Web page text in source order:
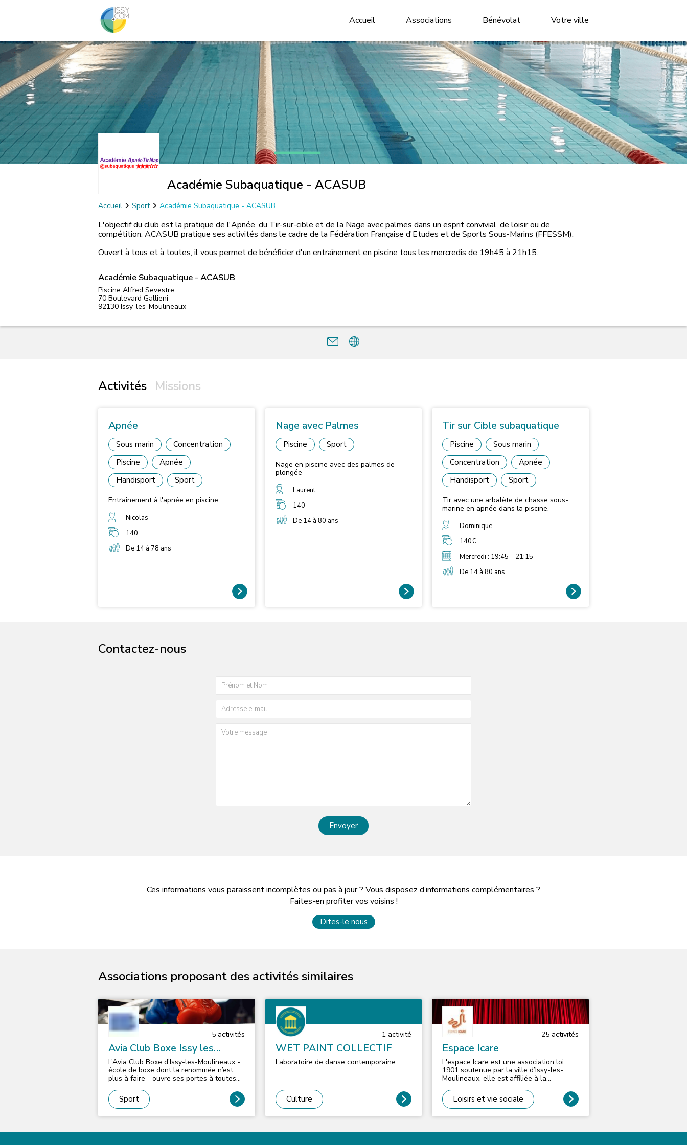
Accueil Associations Bénévolat Votre ville
Académie Subaquatique - ACASUB
Accueil Sport Académie Subaquatique - ACASUB
L'objectif du club est la pratique de l'Apnée, du Tir-sur-cible et de la Nage avec palmes dans un esprit convivial, de loisir ou de
compétition. ACASUB pratique ses activités dans le cadre de la Fédération Française d'Etudes et de Sports Sous-Marins (FFESSM).
Ouvert à tous et à toutes, il vous permet de bénéficier d'un entraînement en piscine tous les mercredis de 19h45 à 21h15.
Académie Subaquatique - ACASUB
Piscine Alfred Sevestre
70 Boulevard Gallieni
92130 Issy-les-Moulineaux
Activités Missions
Apnée
Sous marin
Concentration
Piscine
Apnée
Handisport
Sport
Entrainement à l'apnée en piscine
Nicolas
140
De 14 à 78 ans
Nage avec Palmes
Piscine Sport
Nage en piscine avec des palmes de
plongée
Laurent
140
De 14 à 80 ans
Tir sur Cible subaquatique
Piscine
Sous marin
Concentration
Apnée
Handisport
Sport
Tir avec une arbalète de chasse sous-
marine en apnée dans la piscine.
Dominique
140€
Mercredi : 19:45 – 21:15
De 14 à 80 ans
Contactez-nous
Envoyer
Ces informations vous paraissent incomplètes ou pas à jour ? Vous disposez d’informations complémentaires ?
Faites-en profiter vos voisins !
Dites-le nous
Associations proposant des activités similaires
5activités
Avia Club Boxe Issy les
Moulineaux
L’Avia Club Boxe d’Issy-les-Moulineaux -
école de boxe dont la renommée n’est
plus à faire - ouvre ses portes à toutes
pratiquer le noble art. Chacun peut ainsi
découvrir cette discipline sportive grâce à
différentes sections encadrées par des
entraîneurs de qualité.
Sport
1 activité
WET PAINT COLLECTIF
Laboratoire de danse contemporaine
Culture
25activités
Espace Icare
L'espace Icare est une association loi
1901 soutenue par la ville d’Issy-les-
Moulineaux, elle est affiliée à la
France. Depuis 1966, l’association lie
pleinement éducation et culture dans un
projet en direction de toute la population
locale. Le projet de l’association repose
Loisirs et vie sociale